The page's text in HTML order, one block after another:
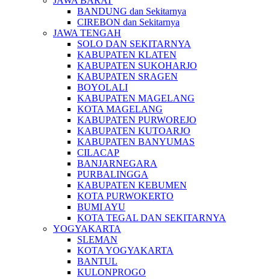
BANDUNG dan Sekitarnya
CIREBON dan Sekitarnya
JAWA TENGAH
SOLO DAN SEKITARNYA
KABUPATEN KLATEN
KABUPATEN SUKOHARJO
KABUPATEN SRAGEN
BOYOLALI
KABUPATEN MAGELANG
KOTA MAGELANG
KABUPATEN PURWOREJO
KABUPATEN KUTOARJO
KABUPATEN BANYUMAS
CILACAP
BANJARNEGARA
PURBALINGGA
KABUPATEN KEBUMEN
KOTA PURWOKERTO
BUMI AYU
KOTA TEGAL DAN SEKITARNYA
YOGYAKARTA
SLEMAN
KOTA YOGYAKARTA
BANTUL
KULONPROGO